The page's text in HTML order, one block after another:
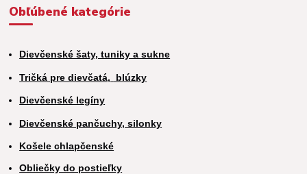
Obľúbené kategórie
Dievčenské šaty, tuniky a sukne
Tričká pre dievčatá, blúzky
Dievčenské legíny
Dievčenské pančuchy, silonky
Košele chlapčenské
Obliečky do postieľky